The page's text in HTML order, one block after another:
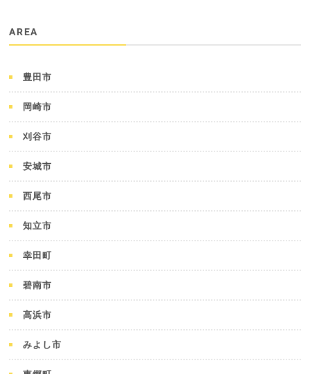
AREA
豊田市
岡崎市
刈谷市
安城市
西尾市
知立市
幸田町
碧南市
高浜市
みよし市